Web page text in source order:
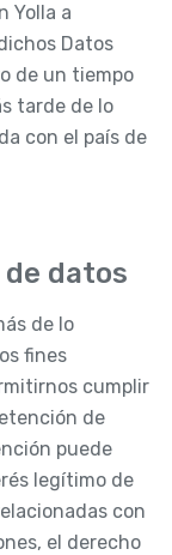
Yolla a
Datos
de un tiempo
tarde de lo
con el país de
datos
de lo
fines
cumplir
de
puede
legítimo de
con
el derecho